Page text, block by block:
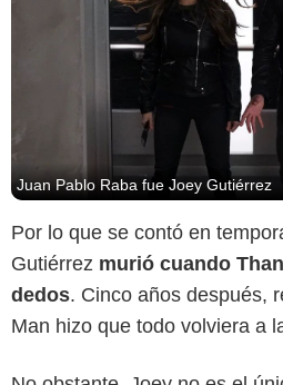
Juan Pablo Raba fue Joey Gutiérrez
Por lo que se contó en
Gutiérrez murió cuando
dedos. Cinco años después,
Man hizo que todo volviera a